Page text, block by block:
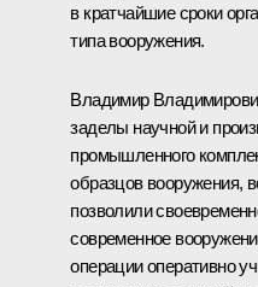
в кратчайшие сроки
типа вооружения.
Владимир
заделы научной и
промышленного
образцов вооружения,
позволили
современное
операции оперативно